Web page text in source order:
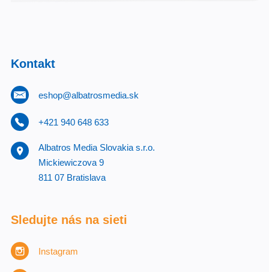
Kontakt
eshop@albatrosmedia.sk
+421 940 648 633
Albatros Media Slovakia s.r.o.
Mickiewiczova 9
811 07 Bratislava
Sledujte nás na sieti
Instagram